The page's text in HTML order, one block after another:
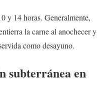
y 14 horas. Generalmente,
la carne al anochecer y
como desayuno.
subterránea en